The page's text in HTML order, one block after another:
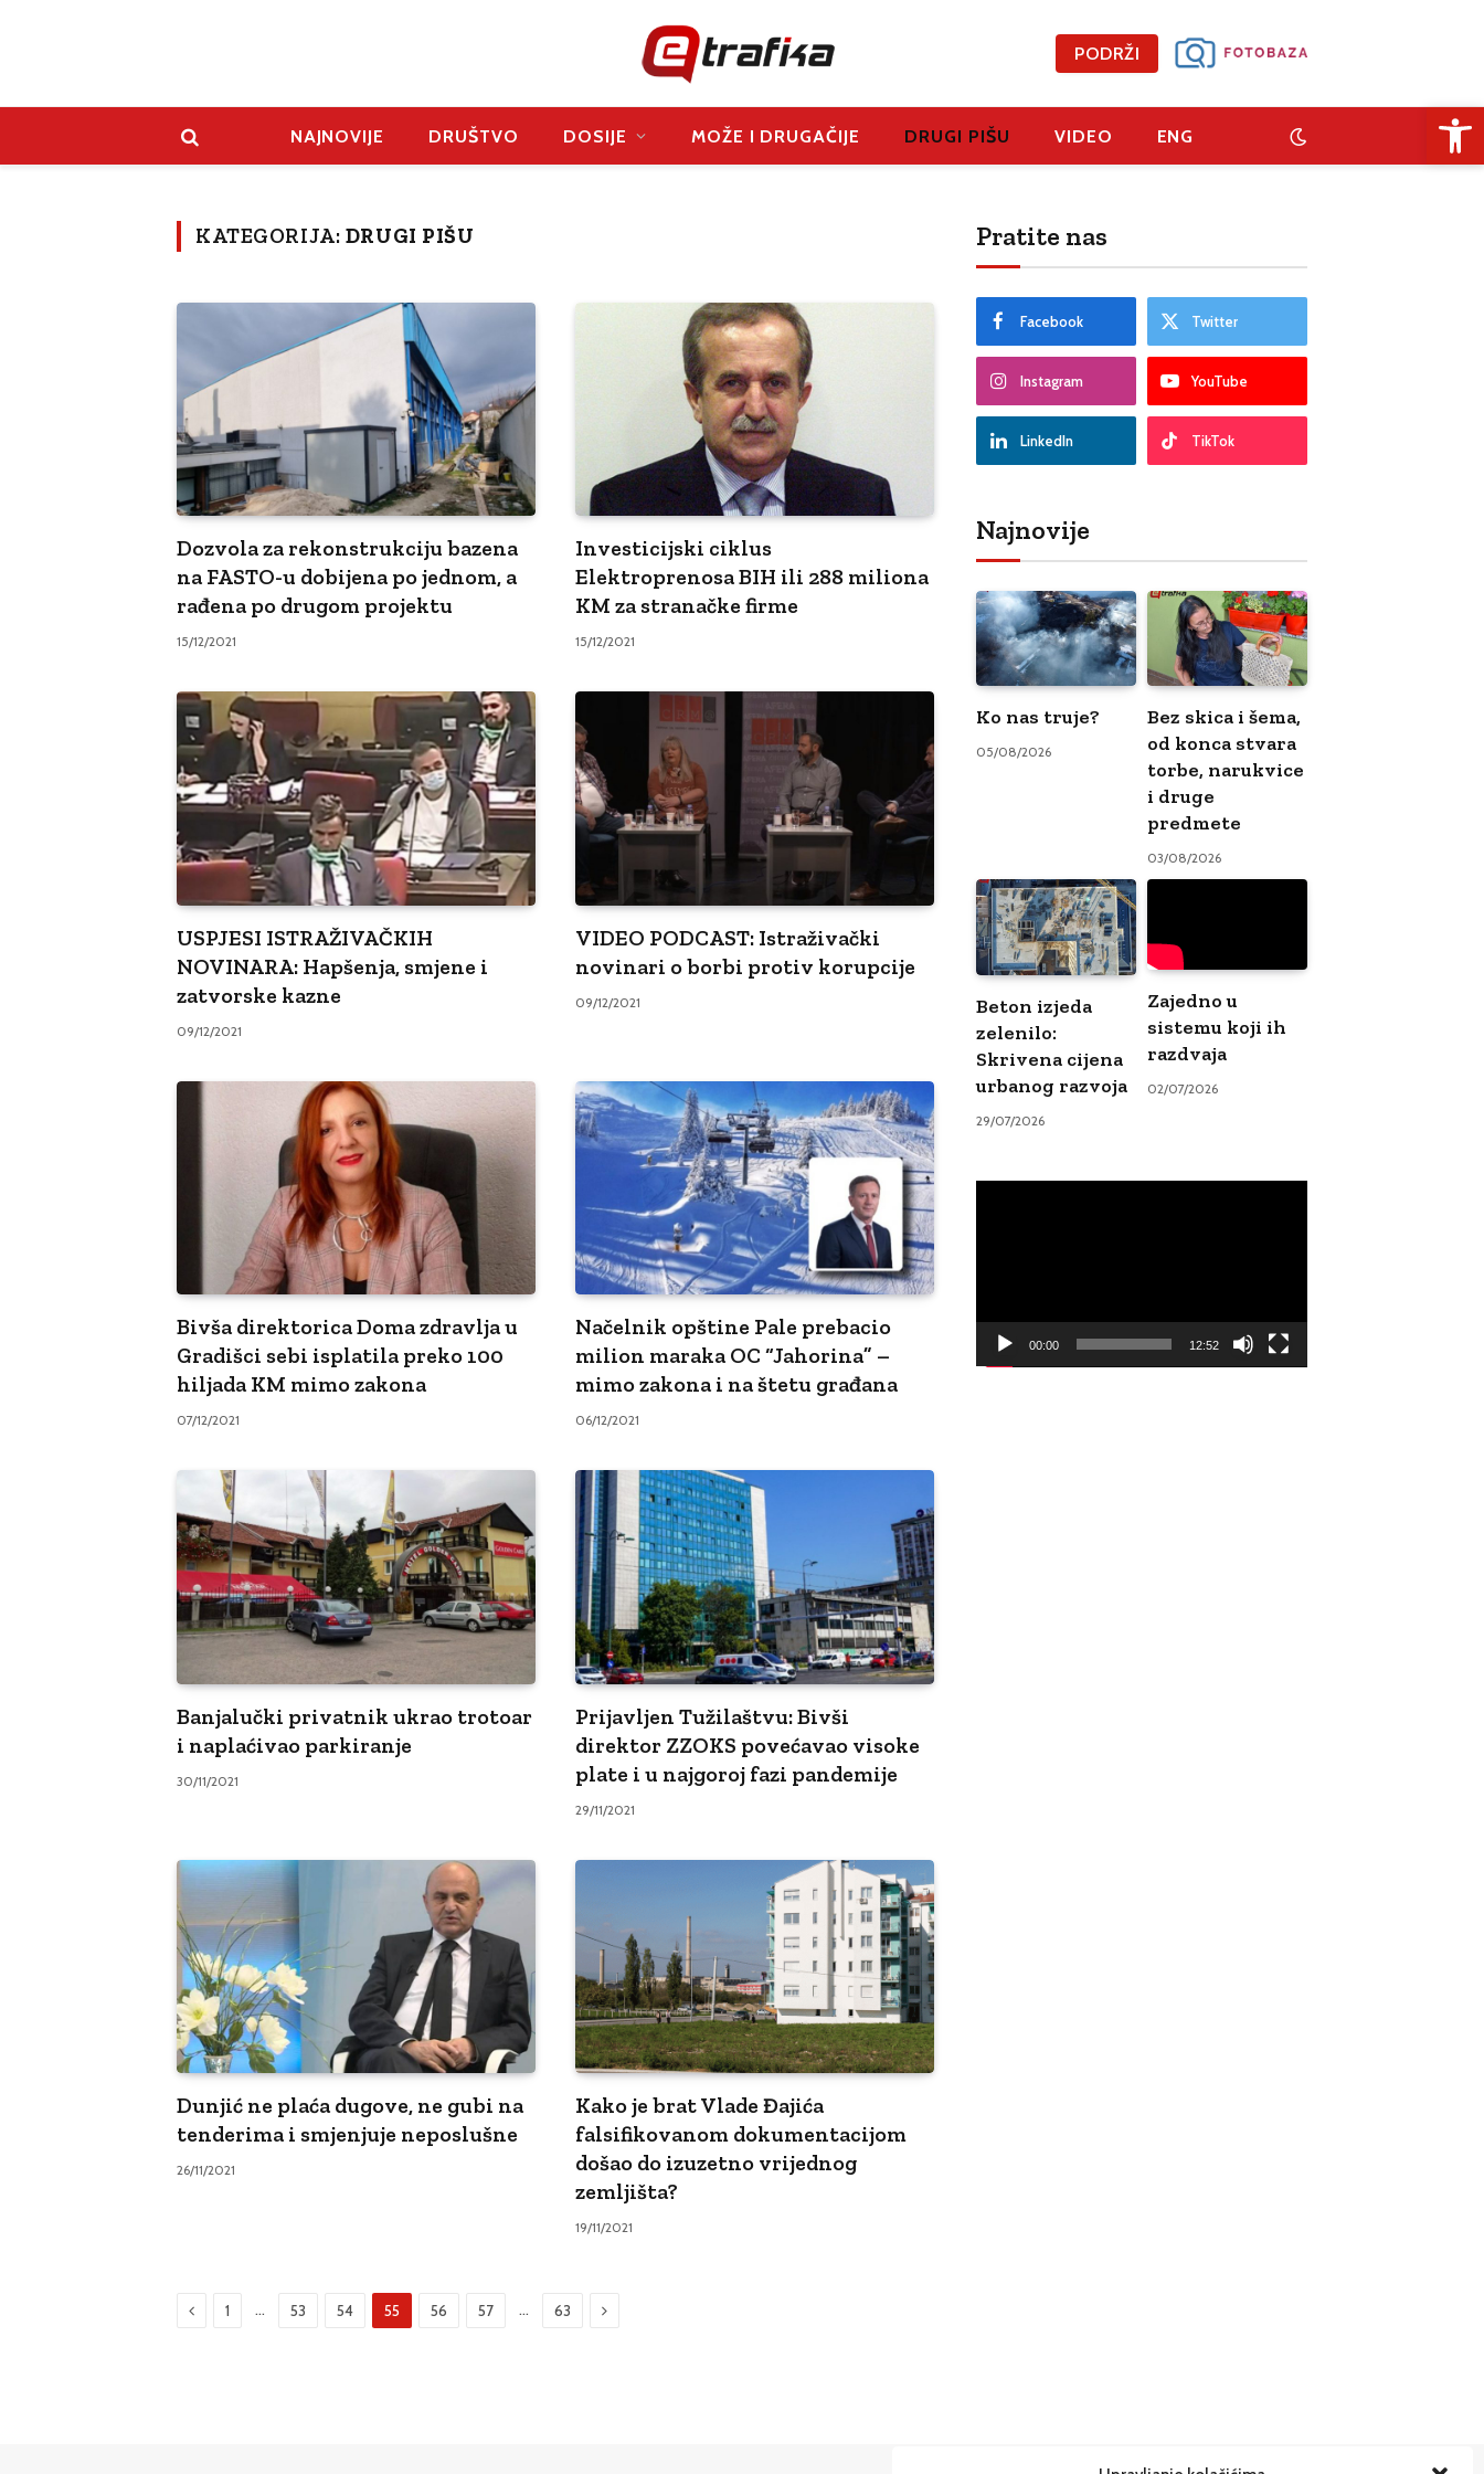
PODRŽI
NAJNOVIJE DRUŠTVO DOSIJE MOŽE I DRUGAČIJE DRUGI PIŠU VIDEO ENG
KATEGORIJA: DRUGI PIŠU
Dozvola za rekonstrukciju bazena
na FASTO-u dobijena po jednom, a
rađena po drugom projektu
15/12/2021
Investicijski ciklus
Elektroprenosa BIH ili 288 miliona
KM za stranačke firme
15/12/2021
USPJESI ISTRAŽIVAČKIH
NOVINARA: Hapšenja, smjene i
zatvorske kazne
09/12/2021
VIDEO PODCAST: Istraživački
novinari o borbi protiv korupcije
09/12/2021
Bivša direktorica Doma zdravlja u
Gradišci sebi isplatila preko 100
hiljada KM mimo zakona
07/12/2021
Načelnik opštine Pale prebacio
milion maraka OC “Jahorina” –
mimo zakona i na štetu građana
06/12/2021
Banjalučki privatnik ukrao trotoar
i naplaćivao parkiranje
30/11/2021
Prijavljen Tužilaštvu: Bivši
direktor ZZOKS povećavao visoke
plate i u najgoroj fazi pandemije
29/11/2021
Dunjić ne plaća dugove, ne gubi na
tenderima i smjenjuje neposlušne
26/11/2021
Kako je brat Vlade Đajića
falsifikovanom dokumentacijom
došao do izuzetno vrijednog
zemljišta?
19/11/2021
Prethodni
1 … 53 54 55 56 57 … 63 Sljedeći
Pratite nas
Facebook Twitter
Instagram YouTube
LinkedIn TikTok
Najnovije
Ko nas truje?
05/08/2026
Bez skica i šema,
od konca stvara
torbe, narukvice
i druge
predmete
03/08/2026
Beton izjeda
zelenilo:
Skrivena cijena
urbanog razvoja
29/07/2026
Zajedno u
sistemu koji ih
razdvaja
02/07/2026
00:00 12:52